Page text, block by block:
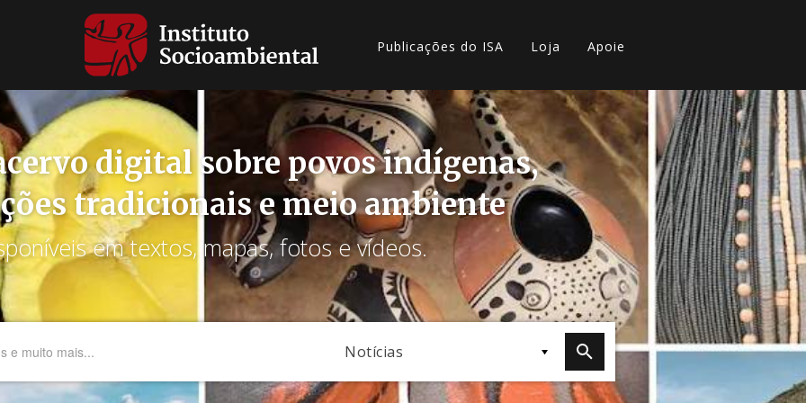
Publicações do ISA Loja Apoie
digital sobre povos indígenas,
tradicionais e meio ambiente
em textos, mapas, fotos e vídeos.
Notícias